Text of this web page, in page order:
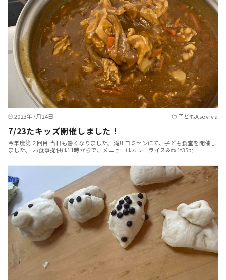
2023年7月24日 子どもAsoviva
7/23たキッズ開催しました！
今年度第２回目 当日も暑くなりました。滝川コミセンにて、子ども食堂を開催し
ました。 お食事提供は11時からで、メニューはカレーライス&#x1f35b;…